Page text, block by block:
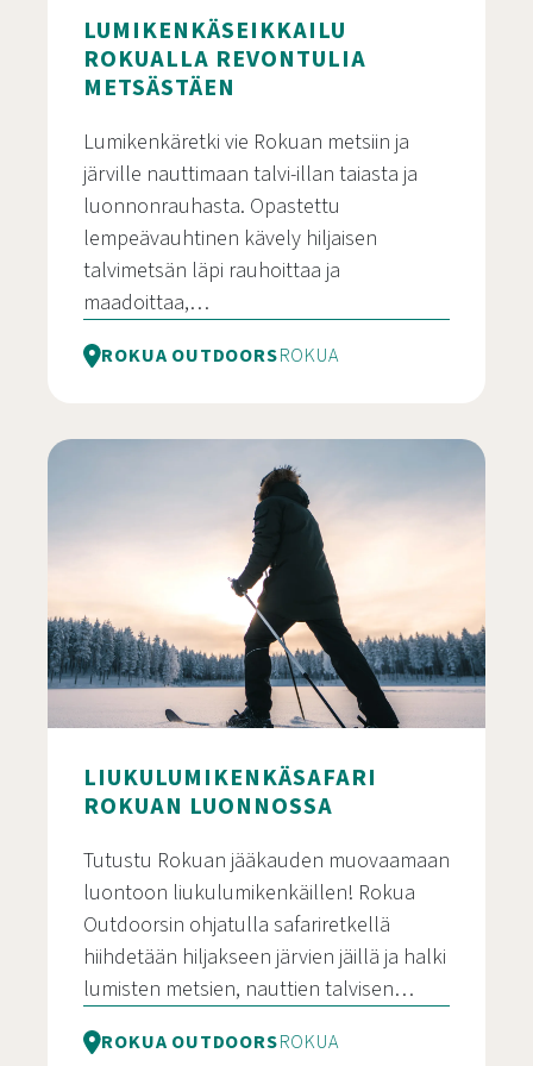
LUMIKENKÄSEIKKAILU
ROKUALLA REVONTULIA
METSÄSTÄEN
Lumikenkäretki vie Rokuan metsiin ja
järville nauttimaan talvi-illan taiasta ja
luonnonrauhasta. Opastettu
lempeävauhtinen kävely hiljaisen
talvimetsän läpi rauhoittaa ja
maadoittaa,…
ROKUA OUTDOORSROKUA
LIUKULUMIKENKÄSAFARI
ROKUAN LUONNOSSA
Tutustu Rokuan jääkauden muovaamaan
luontoon liukulumikenkäillen! Rokua
Outdoorsin ohjatulla safariretkellä
hiihdetään hiljakseen järvien jäillä ja halki
lumisten metsien, nauttien talvisen…
ROKUA OUTDOORSROKUA